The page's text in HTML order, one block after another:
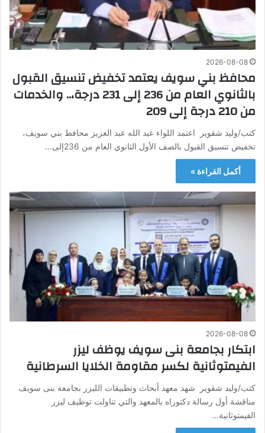
2026-08-08
محافظ بني سويف يعتمد تخفيض تنسيق القبول
بالثانوي العام من 236 إلى 231 درجة،.. والخدمات
من 210 درجة إلى 209
كتب/وليد شقوير اعتمد اللواء عبد الله عبد العزيز محافظ بني سويف،
تخفيض تنسيق القبول بالصف الأول الثانوي العام من 236إلى…
أكمل القراءة »
2026-08-08
ابتكار بجامعة بنى سويف يوظف ليزر
الفيمتوثانية لكسر مقاومة الخلايا السرطانية
كتب/وليد شقوير شهد معهد أبحاث وتطبيقات الليزر بجامعة بنى سويف
مناقشة أول رسالة دكتوراه بالمعهد والتي تناولت توظيف ليزر
الفيمتوثانية…